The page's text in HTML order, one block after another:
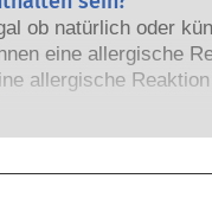
der
qualifizierte
die Unternehmen
sind, decken alle
die Bewertung der
ob natürlich oder
eine allergische
allergische
einer